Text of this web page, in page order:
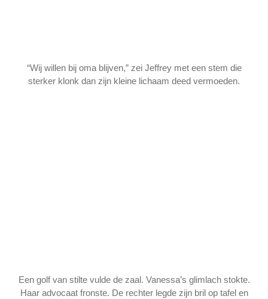
“Wij willen bij oma blijven,” zei Jeffrey met een stem die
sterker klonk dan zijn kleine lichaam deed vermoeden.
Een golf van stilte vulde de zaal. Vanessa’s glimlach stokte.
Haar advocaat fronste. De rechter legde zijn bril op tafel en